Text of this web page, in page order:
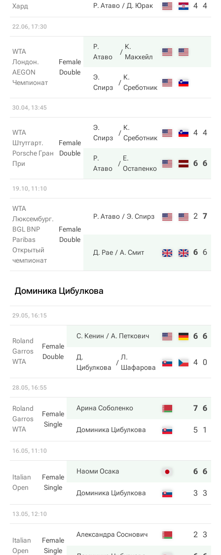
Хард
Р. Атаво Д. Юрак 4 4
22.06, 17:30
WTA
Лондон.
AEGON
Чемпионат
Female
Double
Р.
Атаво
К.
Макхейл
Э.
Спирз
К.
Среботник
30.04, 13:45
WTA
Штутгарт.
Porsche Гран
При
Female
Double
Э.
Спирз
К.
Среботник
4 4
Р.
Атаво
Е.
Остапенко
6 6
19.10, 11:10
WTA
Люксембург.
BGL BNP
Paribas
Открытый
чемпионат
Female
Double
Р. Атаво Э. Спирз 2 7
Д. Рае А. Смит 6 6
Доминика Цибулкова
29.05, 16:15
Roland
Garros
WTA
Female
Double
С. Кенин А. Петкович 6 6
Д.
Цибулкова
Л.
Шафарова
4 0
28.05, 16:55
Roland
Garros
WTA
Female
Single
Арина Соболенко 7 6
Доминика Цибулкова 5 1
16.05, 11:10
Italian
Open
Female
Single
Наоми Осака 6 6
Доминика Цибулкова 3 3
13.05, 12:10
Italian
Open
Female
Single
Александра Соснович 2 3